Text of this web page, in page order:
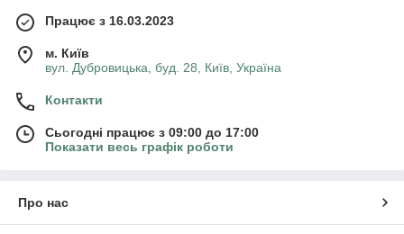
Працює з 16.03.2023
м. Київ
вул. Дубровицька, буд. 28, Київ, Україна
Контакти
Сьогодні працює з 09:00 до 17:00
Показати весь графік роботи
Про нас